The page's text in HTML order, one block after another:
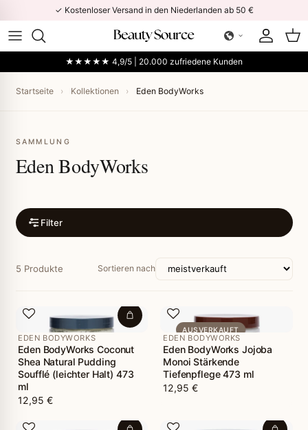
Direkt zum Inhalt✓ Kostenloser Versand in den Niederlanden ab 50 €
Konto
★★★★★ 4,9/5 | 20.000 zufriedene Kunden
Startseite › Kollektionen › Eden BodyWorks
SAMMLUNG
Eden BodyWorks
Filter
5 Produkte Sortieren nach
EDEN BODYWORKS
Eden BodyWorks Coconut
Shea Natural Pudding
Soufflé (leichter Halt) 473
ml
12,95 €
AUSVERKAUFT
EDEN BODYWORKS
Eden BodyWorks Jojoba
Monoi Stärkende
Tiefenpflege 473 ml
12,95 €